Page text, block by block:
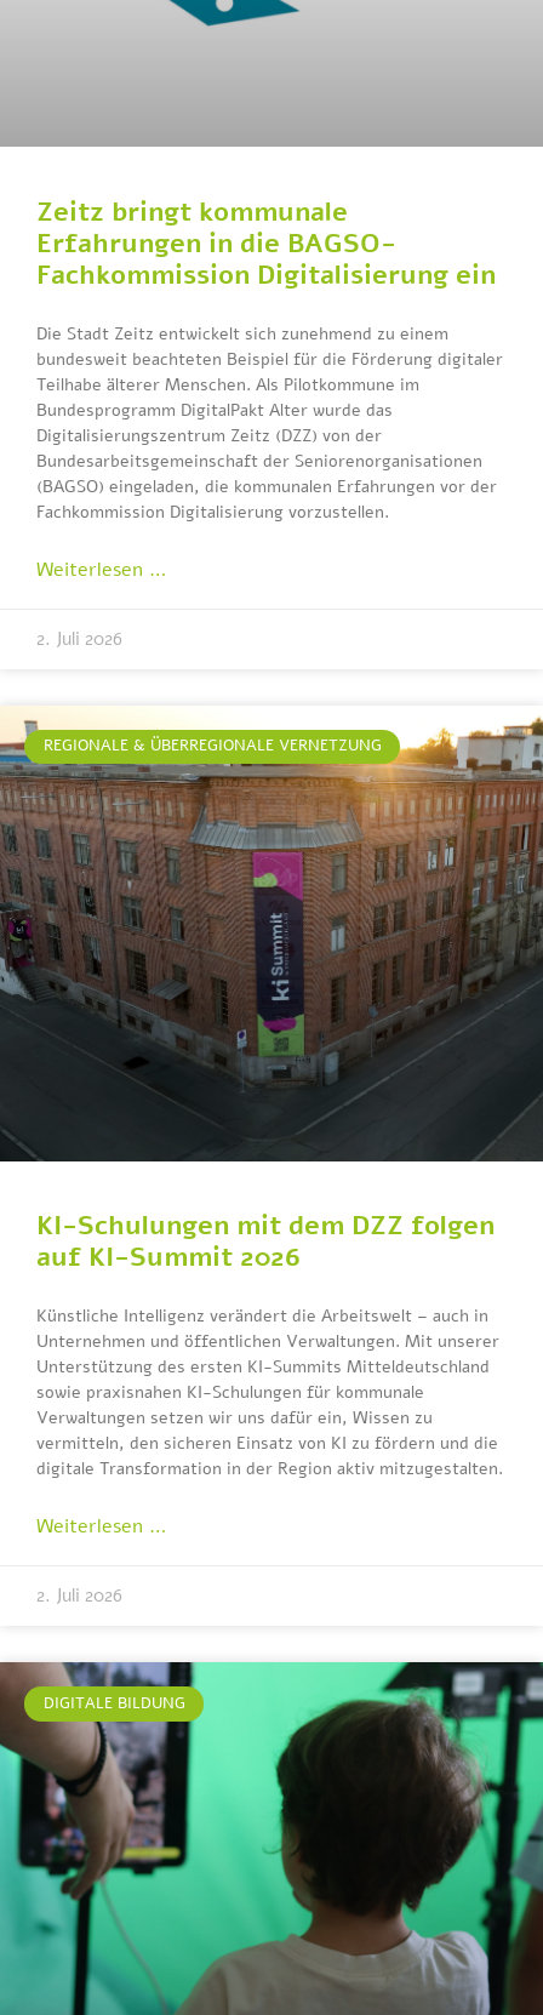
Zeitz bringt kommunale
Erfahrungen in die BAGSO-
Fachkommission Digitalisierung ein
Die Stadt Zeitz entwickelt sich zunehmend zu einem
bundesweit beachteten Beispiel für die Förderung digitaler
Teilhabe älterer Menschen. Als Pilotkommune im
Bundesprogramm DigitalPakt Alter wurde das
Digitalisierungszentrum Zeitz (DZZ) von der
Bundesarbeitsgemeinschaft der Seniorenorganisationen
(BAGSO) eingeladen, die kommunalen Erfahrungen vor der
Fachkommission Digitalisierung vorzustellen.
Weiterlesen …
2. Juli 2026
REGIONALE & ÜBERREGIONALE VERNETZUNG
KI-Schulungen mit dem DZZ folgen
auf KI-Summit 2026
Künstliche Intelligenz verändert die Arbeitswelt – auch in
Unternehmen und öffentlichen Verwaltungen. Mit unserer
Unterstützung des ersten KI-Summits Mitteldeutschland
sowie praxisnahen KI-Schulungen für kommunale
Verwaltungen setzen wir uns dafür ein, Wissen zu
vermitteln, den sicheren Einsatz von KI zu fördern und die
digitale Transformation in der Region aktiv mitzugestalten.
Weiterlesen …
2. Juli 2026
DIGITALE BILDUNG